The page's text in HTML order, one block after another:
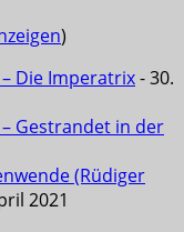
)
– Die Imperatrix- 30.
– Gestrandet in der
(Rüdiger
2021